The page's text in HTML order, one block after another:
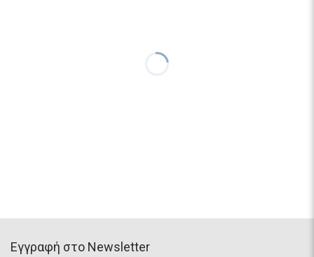
Eγγραφή στο Newsletter